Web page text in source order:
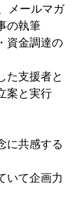
メールマガ
の執筆
資金調達の
た支援者と
案と実行
に共感する
いて企画力